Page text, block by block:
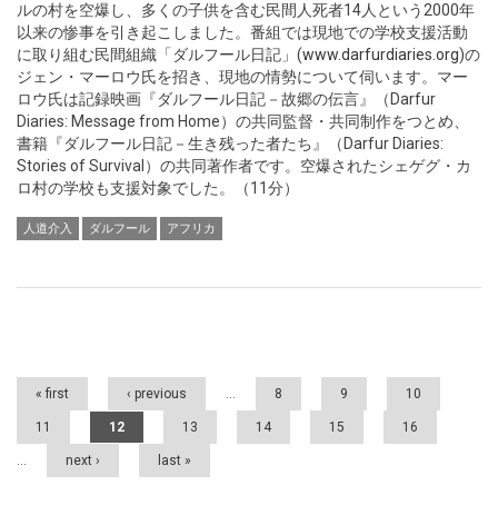
ルの村を空爆し、多くの子供を含む民間人死者14人という2000年
以来の惨事を引き起こしました。番組では現地での学校支援活動
に取り組む民間組織「ダルフール日記」(www.darfurdiaries.org)の
ジェン・マーロウ氏を招き、現地の情勢について伺います。マー
ロウ氏は記録映画『ダルフール日記－故郷の伝言』（Darfur
Diaries: Message from Home）の共同監督・共同制作をつとめ、
書籍『ダルフール日記－生き残った者たち』（Darfur Diaries:
Stories of Survival）の共同著作者です。空爆されたシェゲグ・カ
ロ村の学校も支援対象でした。（11分）
人道介入 ダルフール アフリカ
Pages
« first ‹ previous … 8 9 10
11 12 13 14 15 16
… next › last »